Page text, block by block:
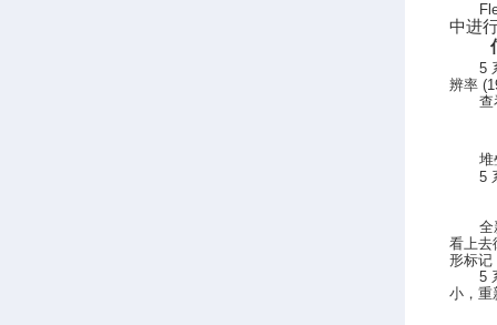
中进
5
辨率
查
堆
5
全
看上去
形标记
5
小，重